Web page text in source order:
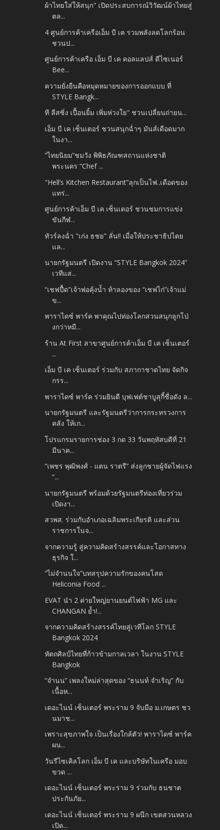
ผ้าไทยใส่ให้สนุก" เปิดประสบการณ์วิวัฒน์ผ้าไทยสู่
ตล...
4 ศูนย์การค้าเครือเอ็ม บี เค รวมพลังลดโลกร้อน
ชวนป...
ศูนย์การค้าเครือ เอ็ม บี เค คอลแลปส์ ดีไซเนอร์
Bee...
ความยั่งยืนคือหมุดหมายของการออกแบบ ที่
STYLE Bangk...
ที ลีสซิ่ง เปื้อนยิ้ม เพิ่มห่วงใย" ชวนเปลี่ยนถ่ายน...
เอ็ม บี เค เซ็นเตอร์ ชวนสนุกฉ่ำๆ มันส์เดือดมาก
ในงา...
“ไทยนิยม”ชมวัง พิพิธภัณฑสถานแห่งชาติ
พระนคร “Chef ...
"Hell’s Kitchen Restaurant”ลุกเป็นไฟ..เดือดของ
แทร่...
ศูนย์การค้าเอ็ม บี เค เซ็นเตอร์ ชวนชมการแข่ง
ขันกีฬ...
ทัวร์ลงฉ่ำ "เก่ง ธชย" ลั่น!! เมื่อให้ประชาธิปไตย
แล...
นายกรัฐมนตรี เปิดงาน “STYLE Bangkok 2024”
เวทีแส...
“เชฟปื้ด”เจ้าพ่อคุ้งน้ำ ท้าลองของ “เชฟไก่”เจ้าแม่
ข...
พาราไดซ์ พาร์ค พาคุณไปท่องโลกสวนสนุกลูกโป่
งกว่าหมื...
ร้าน At First สาขาศูนย์การค้าเอ็ม บี เค เซ็นเตอร์
...
เอ็ม บี เค เซ็นเตอร์ ร่วมกับ สภากาชาดไทย จัดกิจ
กรร...
พาราไดซ์ พาร์ค ร่วมยินดี บุฟเฟต์ชาบูสุกี้ชื่อดัง ล...
นายกรัฐมนตรี และรัฐมนตรีว่าการกระทรวงการ
คลัง ให้เก...
โปรแกรมรายการช่อง 3 กด 33 วันพฤหัสบดีที่ 21
มีนาค...
“เพชร พุฒิพงศ์ - แตน ราตรี” ส่งลูกชายผู้จัดไฟแรง
“...
นายกรัฐมนตรี พร้อมด้วยรัฐมนตรีท่องเที่ยวร่วม
เปิดงา...
สวพส. ร่วมกับอำเภอเฉลิมพระเกียรติ และส่วน
ราชการในจ...
จากความรู้ สู่ความคิดสร้างสรรค์และโอกาสทาง
ธุรกิจ ใ...
“ไม่จำนนใจ”บทสรุปความรักของคนโสด
Heliconia Food ...
EVAT นำ 2 ค่ายใหญ่ยานยนต์ไฟฟ้า MG และ
CHANGAN ย้ำ!...
จากความคิดสร้างสรรค์ไทยสู่เวทีโลก STYLE
Bangkok 2024
หัตถศิลป์ไทยที่ก้าวข้ามกาลเวลา ในงาน STYLE
Bangkok
“จำนน” เพลงใหม่ล่าสุดของ “ธนนท์ จำเริญ” กับ
เนื้อห...
เดอะไนน์ เซ็นเตอร์ พระราม 9 จับมือ ม.เกษตร ชว
นมาช...
เพราะสุขภาพใจ เป็นเรื่องใกล้ตัว! พาราไดซ์ พาร์ค
ผน...
วันรีไซเคิลโลก เอ็ม บี เค และบริษัทในเครือ มอบ
ขวด ...
เดอะไนน์ เซ็นเตอร์ พระราม 9 ร่วมกับ ธนชาต
ประกันภัย...
เดอะไนน์ เซ็นเตอร์ พระราม 9 ผนึก เขตสวนหลวง
เปิด...